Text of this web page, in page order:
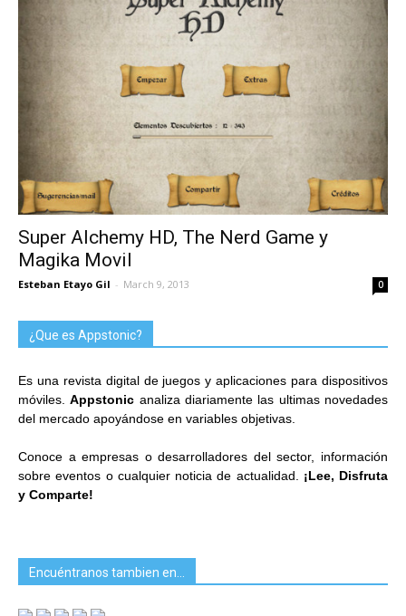
Super Alchemy HD, The Nerd Game y
Magika Movil
Esteban Etayo Gil - March 9, 2013 0
¿Que es Appstonic?
Es una revista digital de juegos y aplicaciones para dispositivos
móviles.Appstonic analiza diariamente las ultimas novedades
del mercado apoyándose en variables objetivas.
Conoce a empresas o desarrolladores del sector, información
sobre eventos o cualquier noticia de actualidad. ¡Lee, Disfruta
y Comparte!
Encuéntranos tambien en…